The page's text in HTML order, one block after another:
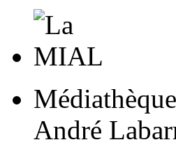
Médiathèque
André